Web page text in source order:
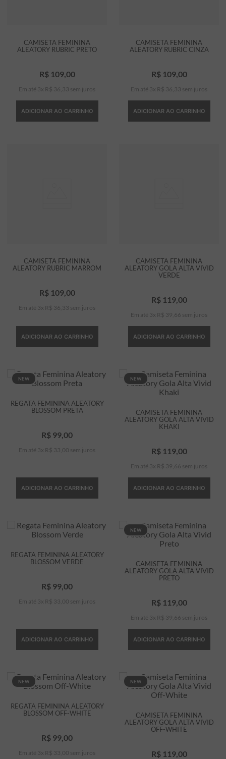
CAMISETA FEMININA
ALEATORY RUBRIC PRETO
R$ 109, 00
Em até 3 x R$ 36 33 sem juros
ADICIONAR AO CARRINHO
CAMISETA FEMININA
ALEATORY RUBRIC CINZA
R$ 109, 00
Em até 3 x R$ 36 33 sem juros
ADICIONAR AO CARRINHO
CAMISETA FEMININA
ALEATORY RUBRIC MARROM
R$ 109, 00
Em até 3 x R$ 36 33 sem juros
ADICIONAR AO CARRINHO
CAMISETA FEMININA
ALEATORY GOLA ALTA VIVID
VERDE
R$ 119, 00
Em até 3 x R$ 39 66 sem juros
ADICIONAR AO CARRINHO
NEW
REGATA FEMININA ALEATORY
BLOSSOM PRETA
R$ 99 00
Em até 3 x R$ 33 00 sem juros
ADICIONAR AO CARRINHO
NEW
CAMISETA FEMININA
ALEATORY GOLA ALTA VIVID
KHAKI
R$ 119, 00
Em até 3 x R$ 39 66 sem juros
ADICIONAR AO CARRINHO
REGATA FEMININA ALEATORY
BLOSSOM VERDE
R$ 99 00
Em até 3 x R$ 33 00 sem juros
ADICIONAR AO CARRINHO
NEW
CAMISETA FEMININA
ALEATORY GOLA ALTA VIVID
PRETO
R$ 119, 00
Em até 3 x R$ 39 66 sem juros
ADICIONAR AO CARRINHO
NEW
REGATA FEMININA ALEATORY
BLOSSOM OFF-WHITE
R$ 99 00
Em até 3 x R$ 33 00 sem juros
NEW
CAMISETA FEMININA
ALEATORY GOLA ALTA VIVID
OFF-WHITE
R$ 119, 00